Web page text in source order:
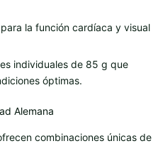
la función cardíaca y visual
individuales de 85 g que
óptimas.
Alemana
combinaciones únicas de